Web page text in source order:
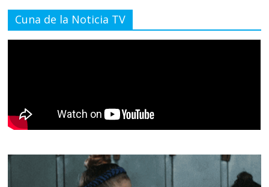
Cuna de la Noticia TV